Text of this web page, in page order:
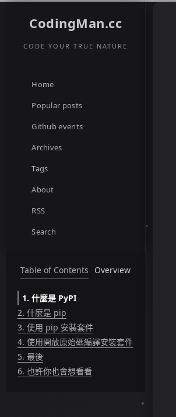
CodingMan.cc
CODE YOUR TRUE NATURE
Home
Popular posts
Github events
Archives
Tags
About
RSS
Search
Table of Contents Overview
1. 什麼是 PyPI
2. 什麼是 pip
3. 使用 pip 安裝套件
4. 使用開放原始碼編譯安裝套件
5. 最後
6. 也許你也會想看看